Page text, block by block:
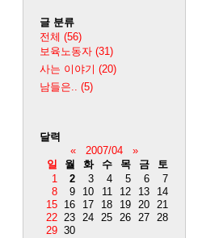
글 분류
전체 (56)
보육노동자 (31)
사는 이야기 (20)
남들은.. (5)
달력
«
2007/04
»
일
월 화 수 목 금
토
1
2 3 4 5 6
7
8
9 10 11 12 13
14
15 16 17 18 19 20 21
22 23 24 25 26 27 28
29 30